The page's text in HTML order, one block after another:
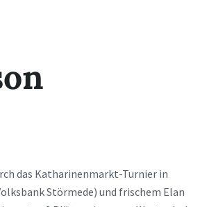
das Katharinenmarkt-Turnier in
Störmede) und frischem Elan